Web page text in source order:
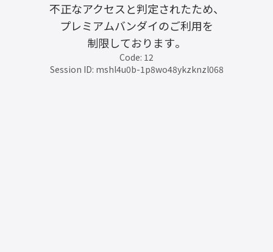
不正なアクセスと判定されたため、
プレミアムバンダイのご利用を
制限しております。
Code: 12
Session ID: mshl4u0b-1p8wo48ykzknzl068